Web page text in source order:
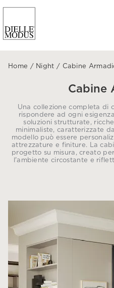
Home / Night / Cabine
Cabine
Una collezione completa di
rispondere ad ogni
soluzioni strutturate,
minimaliste, caratterizzate
modello può essere
attrezzature e finiture. La
progetto su misura, creato
l'ambiente circostante e